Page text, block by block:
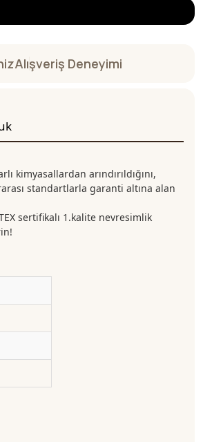
Alışveriş Deneyimi
kimyasallardan arındırıldığını,
standartlarla garanti altına alan
sertifikalı 1.kalite nevresimlik